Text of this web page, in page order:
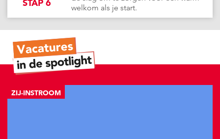
STAP 6
welkom als je start.